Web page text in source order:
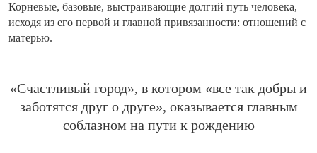
Корневые, базовые, выстраивающие долгий путь человека,
исходя из его первой и главной привязанности: отношений с
матерью.
«Счастливый город», в котором «все так добры и
заботятся друг о друге», оказывается главным
соблазном на пути к рождению